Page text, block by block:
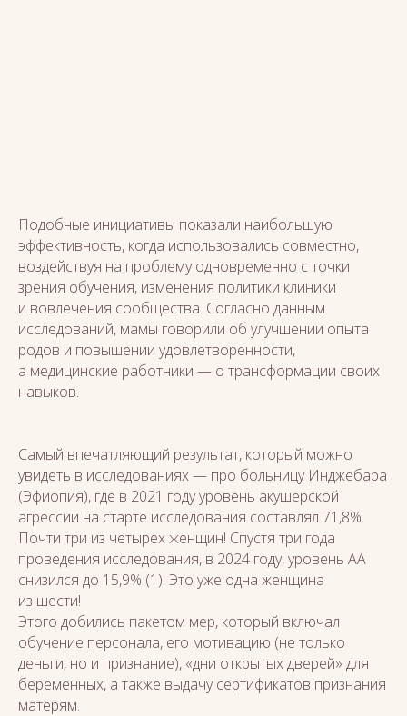
Подобные инициативы показали наибольшую
эффективность, когда использовались совместно,
воздействуя на проблему одновременно с точки
зрения обучения, изменения политики клиники
и вовлечения сообщества. Согласно данным
исследований, мамы говорили об улучшении опыта
родов и повышении удовлетворенности,
а медицинские работники — о трансформации своих
навыков.
Самый впечатляющий результат, который можно
увидеть в исследованиях — про больницу Инджебара
(Эфиопия), где в 2021 году уровень акушерской
агрессии на старте исследования составлял 71,8%.
Почти три из четырех женщин! Спустя три года
проведения исследования, в 2024 году, уровень АА
снизился до 15,9% (1). Это уже одна женщина
из шести!
Этого добились пакетом мер, который включал
обучение персонала, его мотивацию (не только
деньги, но и признание), «дни открытых дверей» для
беременных, а также выдачу сертификатов признания
матерям.